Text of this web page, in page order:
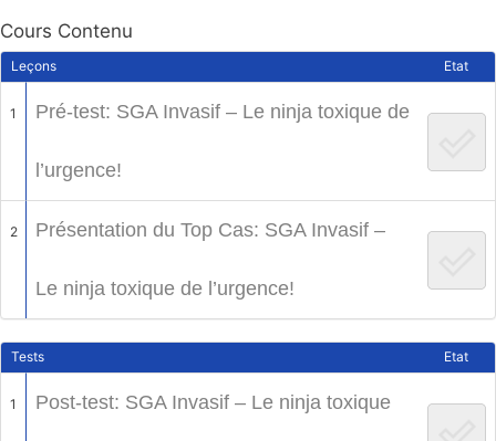
Cours Contenu
Leçons Etat
1 Pré-test: SGA Invasif – Le ninja toxique de
l’urgence!
2 Présentation du Top Cas: SGA Invasif –
Le ninja toxique de l’urgence!
Tests Etat
1 Post-test: SGA Invasif – Le ninja toxique